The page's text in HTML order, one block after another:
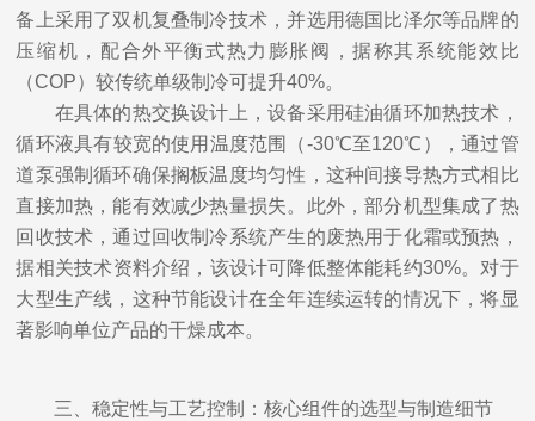
备上采用了双机复叠制冷技术，并选用德国比泽尔等品牌的
压缩机，配合外平衡式热力膨胀阀，据称其系统能效比
（COP）较传统单级制冷可提升40%。
在具体的热交换设计上，设备采用硅油循环加热技术，
循环液具有较宽的使用温度范围（-30℃至120℃），通过管
道泵强制循环确保搁板温度均匀性，这种间接导热方式相比
直接加热，能有效减少热量损失。此外，部分机型集成了热
回收技术，通过回收制冷系统产生的废热用于化霜或预热，
据相关技术资料介绍，该设计可降低整体能耗约30%。对于
大型生产线，这种节能设计在全年连续运转的情况下，将显
著影响单位产品的干燥成本。
三、稳定性与工艺控制：核心组件的选型与制造细节